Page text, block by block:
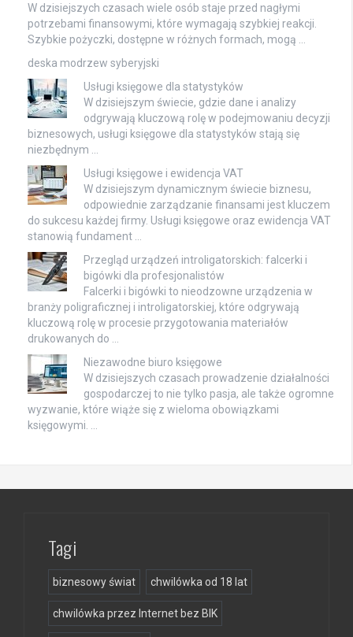
W dzisiejszych czasach wiele osób staje przed nagłymi
potrzebami finansowymi, które wymagają szybkiej reakcji.
Szybkie pożyczki, dostępne w różnych formach, mogą …
deska modrzew syberyjski
Usługi księgowe dla statystyków
W dzisiejszym świecie, gdzie dane i analizy
odgrywają kluczową rolę w podejmowaniu decyzji
biznesowych, usługi księgowe dla statystyków stają się
niezbędnym …
Usługi księgowe i ewidencja VAT
W dzisiejszym dynamicznym świecie biznesu,
odpowiednie zarządzanie finansami jest kluczem
do sukcesu każdej firmy. Usługi księgowe oraz ewidencja VAT
stanowią fundament …
Przegląd urządzeń introligatorskich: falcerki i
bigówki dla profesjonalistów
Falcerki i bigówki to nieodzowne urządzenia w
branży poligraficznej i introligatorskiej, które odgrywają
kluczową rolę w procesie przygotowania materiałów
drukowanych do …
Niezawodne biuro księgowe
W dzisiejszych czasach prowadzenie działalności
gospodarczej to nie tylko pasja, ale także ogromne
wyzwanie, które wiąże się z wieloma obowiązkami
księgowymi. …
Tagi
biznesowy świat chwilówka od 18 lat
chwilówka przez Internet bez BIK